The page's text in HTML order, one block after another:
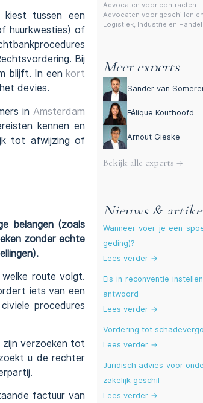
tussen een
huurkwesties) of
Bij
blijft. In een kort
devies.
in Amsterdam
kennen en
tot afwijzing of
belangen (zoals
zonder echte
route volgt.
iets van een
procedures
zijn verzoeken tot
u de rechter
factuur van
Advocaten voor contracten
Advocaten voor geschillen
Logistiek, Industrie en Handel
Meer experts
Sander van
Félique Kouthoofd
Arnout Gieske
Bekijk alle experts →
Nieuws &
Wanneer voer je een
geding)?
Lees verder →
Eis in reconventie
antwoord
Lees verder →
Vordering tot
Lees verder →
Juridisch advies voor
zakelijk geschil
Lees verder →